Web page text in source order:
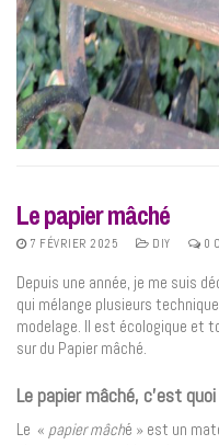
Le papier mâché
7 FÉVRIER 2025 DIY 0
Depuis une année, je me suis
qui mélange plusieurs
modelage. Il est écologique et
sur du Papier mâché.
Le papier mâché, c’est
Le « papier mâché » est un